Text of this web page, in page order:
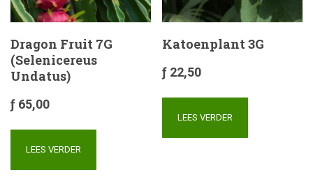
Dragon Fruit 7G
(Selenicereus
Undatus)
ƒ 65,00
LEES VERDER
Katoenplant 3G
ƒ 22,50
LEES VERDER